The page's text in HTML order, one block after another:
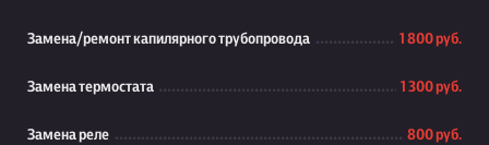
Замена/ремонт капилярного трубопровода 1 800 руб.
Замена термостата 1 300 руб.
Замена реле 800 руб.